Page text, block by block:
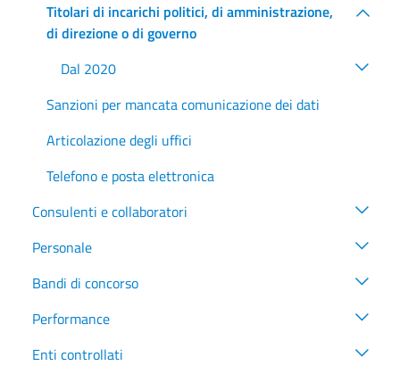
Titolari di incarichi politici, di amministrazione,
di direzione o di governo
Dal 2020
Sanzioni per mancata comunicazione dei dati
Articolazione degli uffici
Telefono e posta elettronica
Consulenti e collaboratori
Personale
Bandi di concorso
Performance
Enti controllati